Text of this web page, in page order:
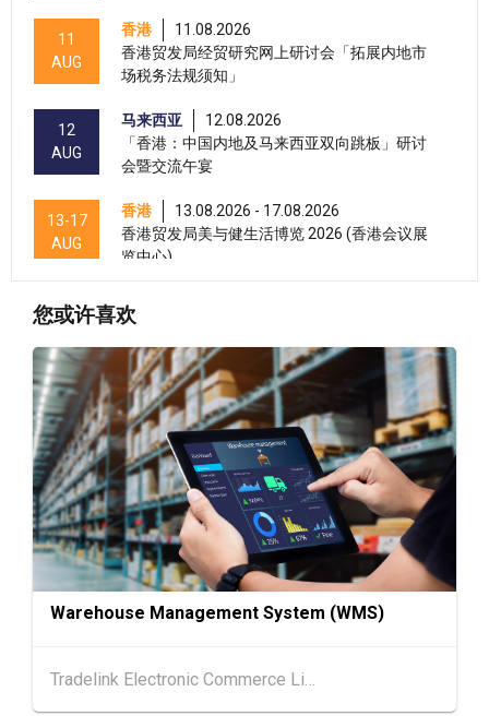
11
AUG
香港
11.08.2026
香港贸发局经贸研究网上研讨会「拓展内地市
场税务法规须知」
12
AUG
马来西亚
12.08.2026
「香港：中国内地及马来西亚双向跳板」研讨
会暨交流午宴
13-17
AUG
香港
13.08.2026 - 17.08.2026
香港贸发局美与健生活博览 2026 (香港会议展
览中心)
13-15
香港
香港贸发局美食商贸博览 2026 (香港会议展览
中心)
13-15
AUG
香港
13.08.2026 - 15.08.2026
香港贸发局香港国际茶展 2026 (香港会议展览
中心)
13-17
AUG
香港
13.08.2026 - 17.08.2026
香港贸发局家电‧家居‧博览 2026 (香港会议展
览中心)
13-17
AUG
香港
13.08.2026 - 17.08.2026
香港贸发局美食博览 2026 (香港会议展览中心)
13-15
国际现代化中医药及健康产品会议 2026 (香港
您或许喜欢
Warehouse Management System (WMS)
Tradelink Electronic Commerce Limited